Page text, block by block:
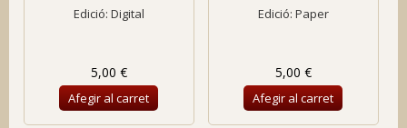
Edició: Digital
5,00 €
Afegir al carret
Edició: Paper
5,00 €
Afegir al carret